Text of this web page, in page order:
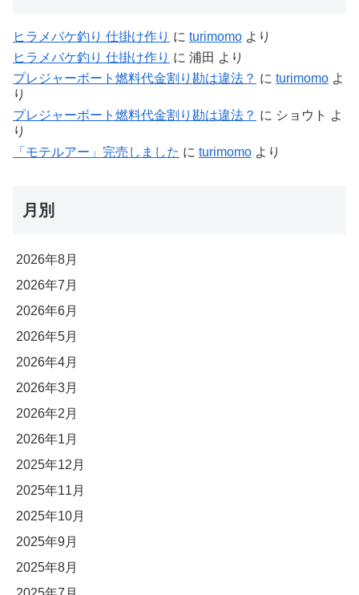
ヒラメバケ釣り 仕掛け作り に turimomo より
ヒラメバケ釣り 仕掛け作り に 浦田 より
プレジャーボート燃料代金割り勘は違法？ に turimomo よ
り
プレジャーボート燃料代金割り勘は違法？ に ショウト よ
り
「モテルアー」完売しました に turimomo より
月別
2026年8月
2026年7月
2026年6月
2026年5月
2026年4月
2026年3月
2026年2月
2026年1月
2025年12月
2025年11月
2025年10月
2025年9月
2025年8月